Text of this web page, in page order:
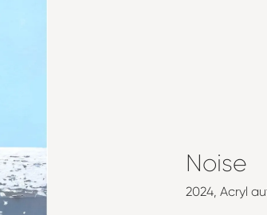
Noise
2024 Acryl